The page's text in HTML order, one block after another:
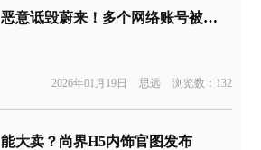
恶意诋毁蔚来！多个网络账号被判赔偿道歉
2026年01月19日 思远 浏览数：132
能大卖？尚界H5内饰官图发布